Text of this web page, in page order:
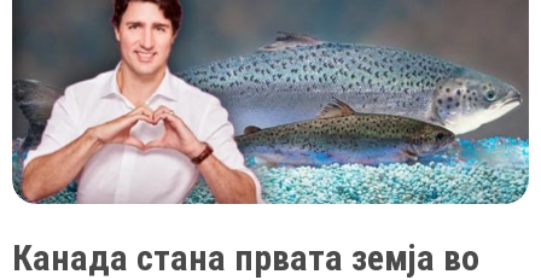
Канада стана првата земја во